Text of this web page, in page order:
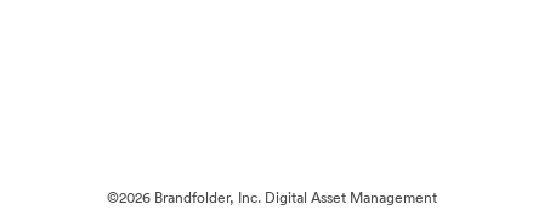
©2026 Brandfolder, Inc. Digital Asset Management